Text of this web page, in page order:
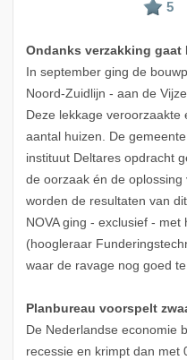
Ondanks verzakking
In september ging de
Noord-Zuidlijn - aan de
Deze lekkage veroorzaakte
aantal huizen. De
instituut Deltares opdracht
de oorzaak én de
worden de resultaten van
NOVA ging - exclusief -
(hoogleraar
waar de ravage nog goed
Planbureau voorspelt
De Nederlandse economie
recessie en krimpt dan met